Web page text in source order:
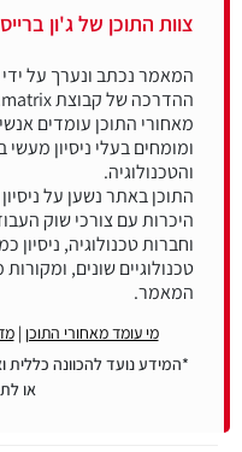
צוות התוכן של ג'ון ברייס
המאמר נכתב ונערך על ידי
מאחורי התוכן עומדים
ומומחים בעלי ניסיון
התוכן באתר נשען על
היכרות עם צורכי שוק
וחברות טכנולוגיה,
טכנולוגיים שונים,
המאמר.
מי עומד מאחורי התוכן |
*המידע נועד להכוונה כללית
או